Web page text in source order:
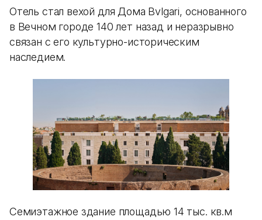
Отель стал вехой для Дома Bvlgari, основанного
в Вечном городе 140 лет назад и неразрывно
связан с его культурно-историческим
наследием.
Семиэтажное здание площадью 14 тыс. кв.м